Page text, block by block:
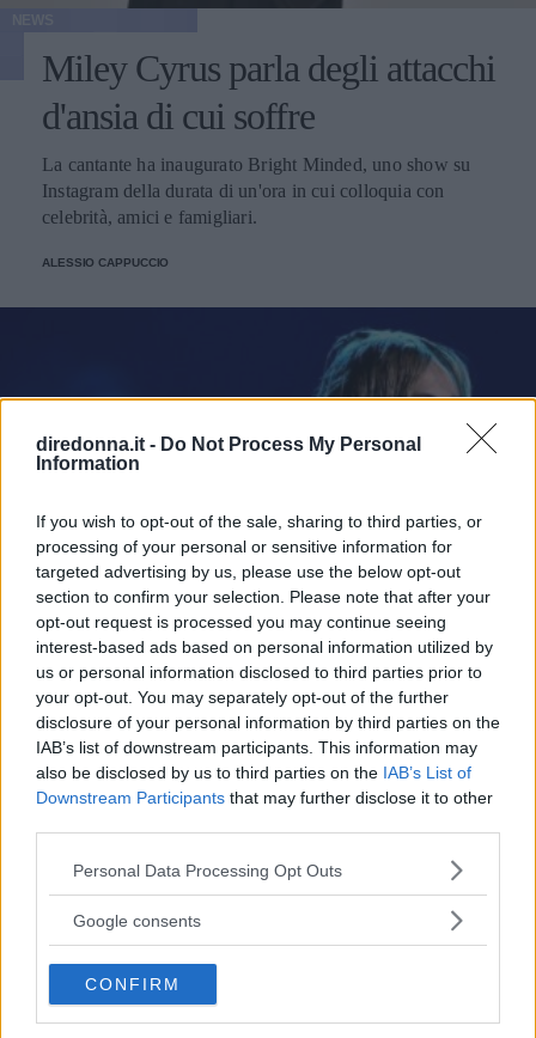
diredonna.it - Do Not Process My Personal
Information
If you wish to opt-out of the sale, sharing to third parties, or
processing of your personal or sensitive information for
targeted advertising by us, please use the below opt-out
section to confirm your selection. Please note that after your
opt-out request is processed you may continue seeing
interest-based ads based on personal information utilized by
us or personal information disclosed to third parties prior to
your opt-out. You may separately opt-out of the further
disclosure of your personal information by third parties on the
IAB’s list of downstream participants. This information may
also be disclosed by us to third parties on the IAB’s List of
Downstream Participants that may further disclose it to other
Please note that this website/app uses one or more Google
not limited to your visit or usage behaviour. You may click to
use your data for below specified purposes in below Google
consent section.
Personal Data Processing Opt Outs
Google consents
CONFIRM
Miley Cyrus parla degli attacchi
d'ansia di cui soffre
La cantante ha inaugurato Bright Minded, uno show su
Instagram della durata di un'ora in cui colloquia con
celebrità, amici e famigliari.
ALESSIO CAPPUCCIO
La foto di Miley senza trucco
mentre fa le pulizie di casa
Il video è apparso sulle storie Instagram di Cody Simpson:
i due cantanti hanno iniziato a frequentarsi da ottobre del